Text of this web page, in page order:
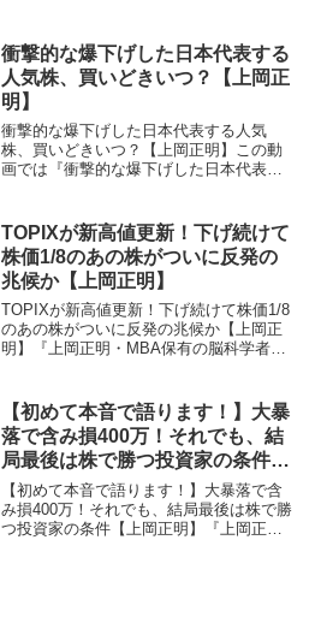
届け。真剣に一歩抜きん出たい人のため
の番組。MBA保有の...
衝撃的な爆下げした日本代表する
人気株、買いどきいつ？【上岡正
明】
衝撃的な爆下げした日本代表する人気
株、買いどきいつ？【上岡正明】この動
画では『衝撃的な爆下げした日本代表す
科学者』チャンネルでは…株式投資、経
済ニュース、資産運用、自...
TOPIXが新高値更新！下げ続けて
株価1/8のあの株がついに反発の
兆候か【上岡正明】
TOPIXが新高値更新！下げ続けて株価1/8
のあの株がついに反発の兆候か【上岡正
明】『上岡正明・MBA保有の脳科学者』
け。真剣に一歩抜きん出たい人のための
番組。MBA保有...
【初めて本音で語ります！】大暴
落で含み損400万！それでも、結
局最後は株で勝つ投資家の条件
【上岡正明】
【初めて本音で語ります！】大暴落で含
み損400万！それでも、結局最後は株で勝
つ投資家の条件【上岡正明】『上岡正